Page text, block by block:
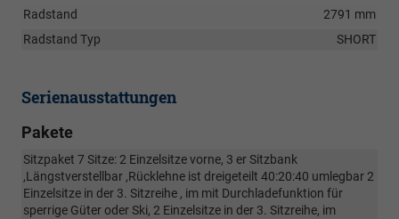
Radstand
2791 mm
Radstand Typ
SHORT
Serienausstattungen
Pakete
Sitzpaket 7 Sitze: 2 Einzelsitze vorne, 3 er Sitzbank
,Längstverstellbar ,Rücklehne ist dreigeteilt 40:20:40 umlegbar 2
Einzelsitze in der 3. Sitzreihe , im mit Durchladefunktion für
sperrige Güter oder Ski, 2 Einzelsitze in der 3. Sitzreihe, im